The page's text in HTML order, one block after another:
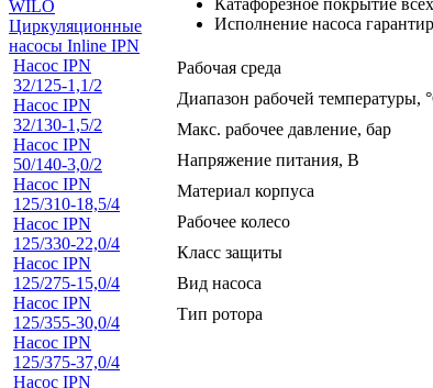
WILO
Циркуляционные
насосы Inline IPN
Насос IPN
32/125-1,1/2
Насос IPN
32/130-1,5/2
Насос IPN
50/140-3,0/2
Насос IPN
125/310-18,5/4
Насос IPN
125/330-22,0/4
Насос IPN
125/275-15,0/4
Насос IPN
125/355-30,0/4
Насос IPN
125/375-37,0/4
Насос IPN
Исполнение насоса
Рабочая среда
Диапазон рабочей температуры,
Макс. рабочее давление, бар
Напряжение питания, В
Материал корпуса
Рабочее колесо
Класс защиты
Вид насоса
Тип ротора